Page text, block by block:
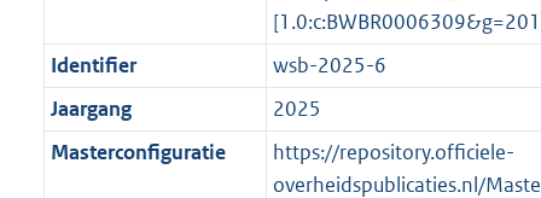
Identifier
wsb-2025-6
Jaargang
2025
Masterconfiguratie
https://repository.officiele-
overheidspublicaties.nl/